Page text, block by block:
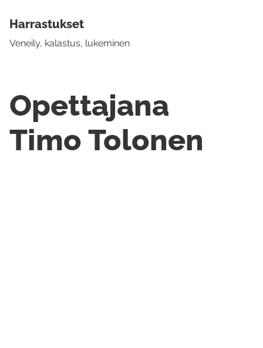
Opettajana
Timo Tolonen
Harrastukset
Veneily, kalastus, lukeminen